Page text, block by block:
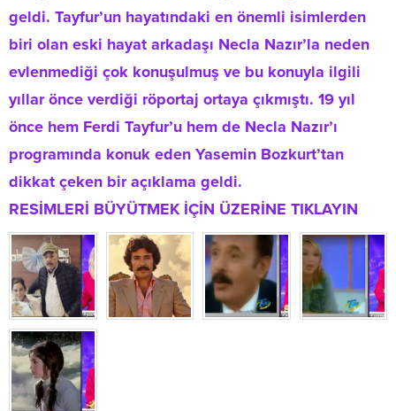
geldi. Tayfur’un hayatındaki en önemli isimlerden
biri olan eski hayat arkadaşı Necla Nazır’la neden
evlenmediği çok konuşulmuş ve bu konuyla ilgili
yıllar önce verdiği röportaj ortaya çıkmıştı. 19 yıl
önce hem Ferdi Tayfur’u hem de Necla Nazır’ı
programında konuk eden Yasemin Bozkurt’tan
dikkat çeken bir açıklama geldi.
RESİMLERİ BÜYÜTMEK İÇİN ÜZERİNE TIKLAYIN